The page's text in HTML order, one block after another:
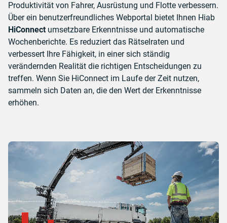
Produktivität von Fahrer, Ausrüstung und Flotte verbessern.
Über ein benutzerfreundliches Webportal bietet Ihnen Hiab
HiConnect umsetzbare Erkenntnisse und automatische
Wochenberichte. Es reduziert das Rätselraten und
verbessert Ihre Fähigkeit, in einer sich ständig
verändernden Realität die richtigen Entscheidungen zu
treffen. Wenn Sie HiConnect im Laufe der Zeit nutzen,
sammeln sich Daten an, die den Wert der Erkenntnisse
erhöhen.